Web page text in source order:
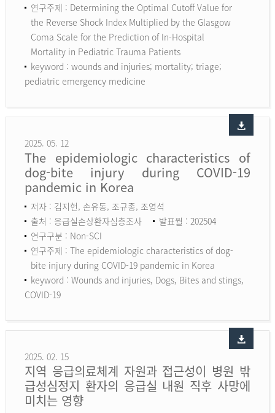
연구주제 : Determining the Optimal Cutoff Value for
the Reverse Shock Index Multiplied by the Glasgow
Coma Scale for the Prediction of In-Hospital
Mortality in Pediatric Trauma Patients
keyword : wounds and injuries; mortality; triage;
pediatric emergency medicine
2025. 05. 12
The epidemiologic characteristics of
dog-bite injury during COVID-19
pandemic in Korea
저자 : 김지헌, 손유동, 조규종, 조영석
출처 : 응급실손상환자심층조사
발표월 : 202504
연구구분 : Non-SCI
연구주제 : The epidemiologic characteristics of dog-
bite injury during COVID-19 pandemic in Korea
keyword : Wounds and injuries, Dogs, Bites and stings,
COVID-19
2025. 02. 15
지역 응급의료체계 자원과 접근성이 병원 밖
급성심정지 환자의 응급실 내원 직후 사망에
미치는 영향